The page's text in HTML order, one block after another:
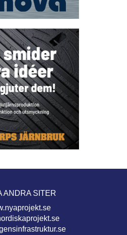
ANDRA SITER